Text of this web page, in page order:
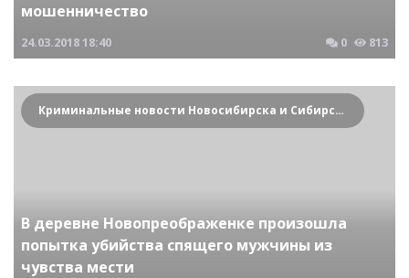
мошенничество
24.03.201818:40 0 813
Криминальные новости Новосибирска и Сибирского региона
В деревне Новопреображенке произошла
попытка убийства спящего мужчины из
чувства мести